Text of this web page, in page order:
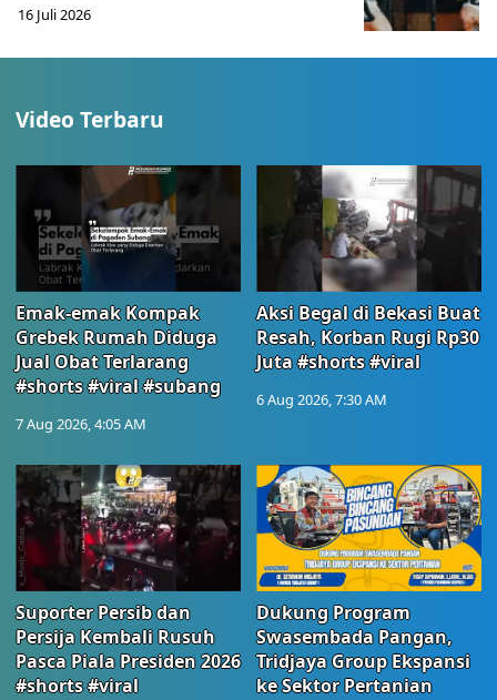
16 Juli 2026
Video Terbaru
Emak-emak Kompak
Grebek Rumah Diduga
Jual Obat Terlarang
#shorts #viral #subang
7 Aug 2026, 4:05 AM
Aksi Begal di Bekasi Buat
Resah, Korban Rugi Rp30
Juta #shorts #viral
6 Aug 2026, 7:30 AM
Suporter Persib dan
Persija Kembali Rusuh
Pasca Piala Presiden 2026
#shorts #viral
Dukung Program
Swasembada Pangan,
Tridjaya Group Ekspansi
ke Sektor Pertanian